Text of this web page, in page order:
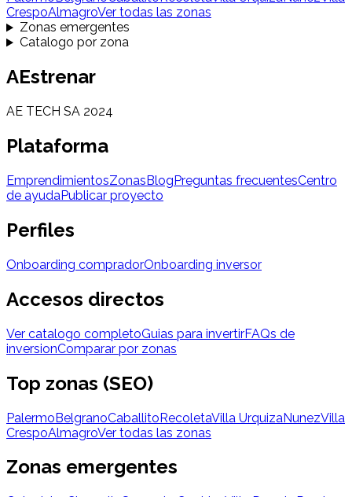
CrespoAlmagroVer todas las zonas
Zonas emergentes
Catalogo por zona
AEstrenar
AE TECH SA 2024
Plataforma
EmprendimientosZonasBlogPreguntas frecuentesCentro
de ayudaPublicar proyecto
Perfiles
Onboarding compradorOnboarding inversor
Accesos directos
Ver catalogo completoGuias para invertirFAQs de
inversionComparar por zonas
Top zonas (SEO)
PalermoBelgranoCaballitoRecoletaVilla UrquizaNunezVilla
CrespoAlmagroVer todas las zonas
Zonas emergentes